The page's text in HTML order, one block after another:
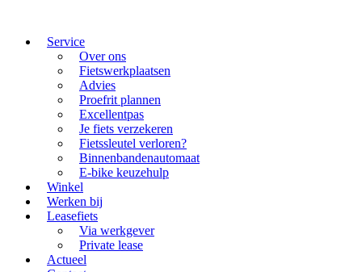
Service
Over ons
Fietswerkplaatsen
Advies
Proefrit plannen
Excellentpas
Je fiets verzekeren
Fietssleutel verloren?
Binnenbandenautomaat
E-bike keuzehulp
Winkel
Werken bij
Leasefiets
Via werkgever
Private lease
Actueel